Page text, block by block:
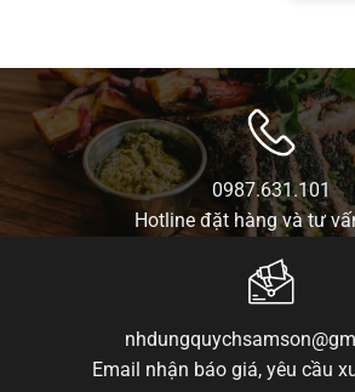
0987.631.101
Hotline đặt hàng và tư
Email nhận báo giá, yêu cầu